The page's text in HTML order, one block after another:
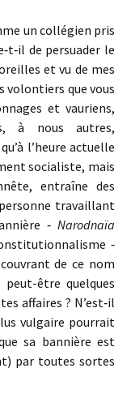
un collégien pris
de persuader le
et vu de mes
volontiers que vous
et vauriens,
à nous autres,
l’heure actuelle
socialiste, mais
entraîne des
travaillant
‑ Narodnaïa
‑
de ce nom
être quelques
affaires ? N’est‑il
vulgaire pourrait
sa bannière est
par toutes sortes